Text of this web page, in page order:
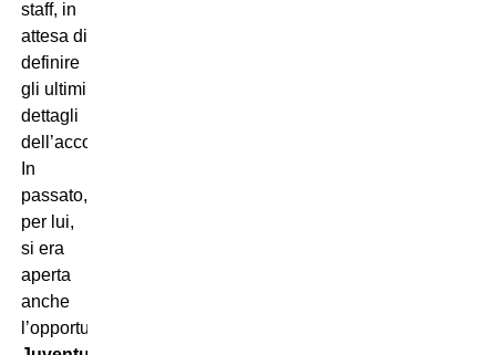
staff, in
attesa di
definire
gli ultimi
dettagli
dell’accordo.
In
passato,
per lui,
si era
aperta
anche
l’opportunità